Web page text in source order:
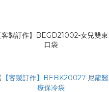
客製訂作】BEGD21002-女兒雙束
口袋